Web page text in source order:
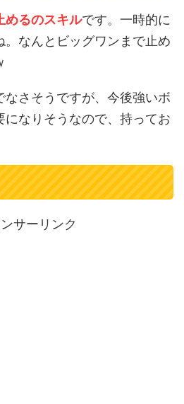
めるのスキルです。一時的に
。なんとビッグワンまで止め
さそうですが、今後強いボ
になりそうなので、持ってお
サーリンク